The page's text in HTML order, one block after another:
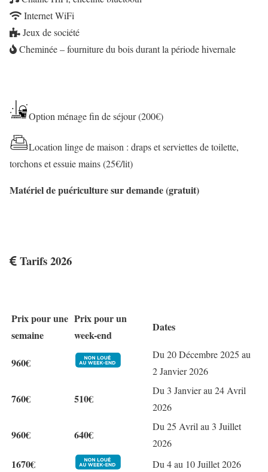
Internet WiFi
Jeux de société
Cheminée – fourniture du bois durant la période hivernale
Option ménage fin de séjour (200€)
Location linge de maison : draps et serviettes de toilette,
torchons et essuie mains (25€/lit)
Matériel de puériculture sur demande (gratuit)
Tarifs 2026
Prix pour une
semaine
Prix pour un
week-end
Dates
960€
Du 20 Décembre 2025 au
2 Janvier 2026
760€ 510€
Du 3 Janvier au 24 Avril
2026
960€ 640€
Du 25 Avril au 3 Juillet
2026
1670€ Du 4 au 10 Juillet 2026